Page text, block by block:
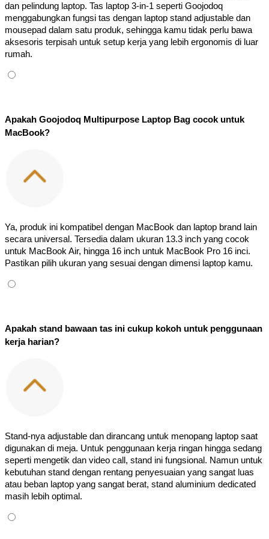
dan pelindung laptop. Tas laptop 3-in-1 seperti Goojodoq
menggabungkan fungsi tas dengan laptop stand adjustable dan
mousepad dalam satu produk, sehingga kamu tidak perlu bawa
aksesoris terpisah untuk setup kerja yang lebih ergonomis di luar
rumah.
Apakah Goojodoq Multipurpose Laptop Bag cocok untuk
MacBook?
Ya, produk ini kompatibel dengan MacBook dan laptop brand lain
secara universal. Tersedia dalam ukuran 13.3 inch yang cocok
untuk MacBook Air, hingga 16 inch untuk MacBook Pro 16 inci.
Pastikan pilih ukuran yang sesuai dengan dimensi laptop kamu.
Apakah stand bawaan tas ini cukup kokoh untuk penggunaan
kerja harian?
Stand-nya adjustable dan dirancang untuk menopang laptop saat
digunakan di meja. Untuk penggunaan kerja ringan hingga sedang
seperti mengetik dan video call, stand ini fungsional. Namun untuk
kebutuhan stand dengan rentang penyesuaian yang sangat luas
atau beban laptop yang sangat berat, stand aluminium dedicated
masih lebih optimal.